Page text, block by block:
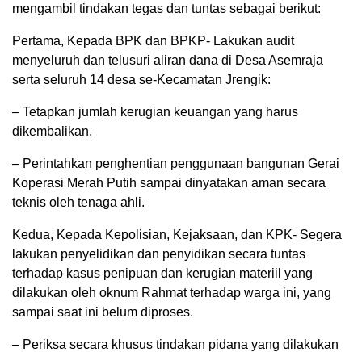
mengambil tindakan tegas dan tuntas sebagai berikut:
Pertama, Kepada BPK dan BPKP- Lakukan audit
menyeluruh dan telusuri aliran dana di Desa Asemraja
serta seluruh 14 desa se-Kecamatan Jrengik:
– Tetapkan jumlah kerugian keuangan yang harus
dikembalikan.
– Perintahkan penghentian penggunaan bangunan Gerai
Koperasi Merah Putih sampai dinyatakan aman secara
teknis oleh tenaga ahli.
Kedua, Kepada Kepolisian, Kejaksaan, dan KPK- Segera
lakukan penyelidikan dan penyidikan secara tuntas
terhadap kasus penipuan dan kerugian materiil yang
dilakukan oleh oknum Rahmat terhadap warga ini, yang
sampai saat ini belum diproses.
– Periksa secara khusus tindakan pidana yang dilakukan